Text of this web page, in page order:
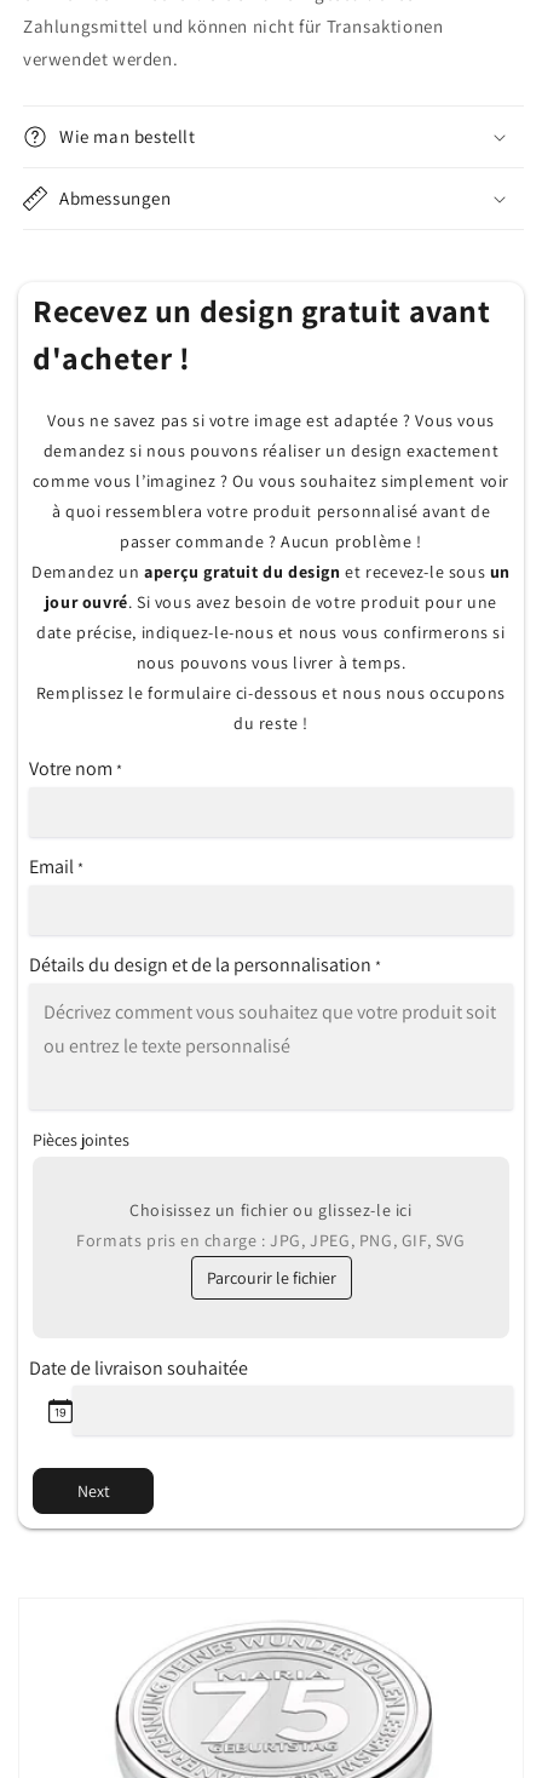
Zahlungsmittel und können nicht für Transaktionen
verwendet werden.
Wie man bestellt
Abmessungen
Recevez un design gratuit avant
d'acheter !
Vous ne savez pas si votre image est adaptée ? Vous vous
demandez si nous pouvons réaliser un design exactement
comme vous l’imaginez ? Ou vous souhaitez simplement voir
à quoi ressemblera votre produit personnalisé avant de
passer commande ? Aucun problème !
Demandez unaperçu gratuit du design et recevez-le sous un
jour ouvré. Si vous avez besoin de votre produit pour une
date précise, indiquez-le-nous et nous vous confirmerons si
nous pouvons vous livrer à temps.
Remplissez le formulaire ci-dessous et nous nous occupons
du reste !
Votre nom *
Email *
Détails du design et de la personnalisation *
Pièces jointes
Choisissez un fichier ou glissez-le ici
Formats pris en charge : JPG, JPEG, PNG, GIF, SVG
Parcourir le fichier
Date de livraison souhaitée
Next